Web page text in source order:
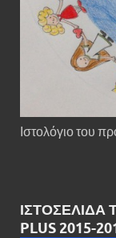
Ιστολόγιο του
ΙΣΤΟΣΕΛΊΔΑ
PLUS 2015-